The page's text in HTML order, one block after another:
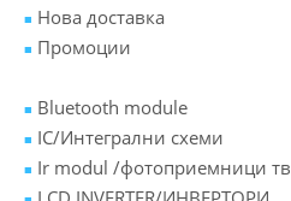
Нова доставка
Промоции
Bluetooth module
IC/Интегрални схеми
Ir modul /фотоприемници тв